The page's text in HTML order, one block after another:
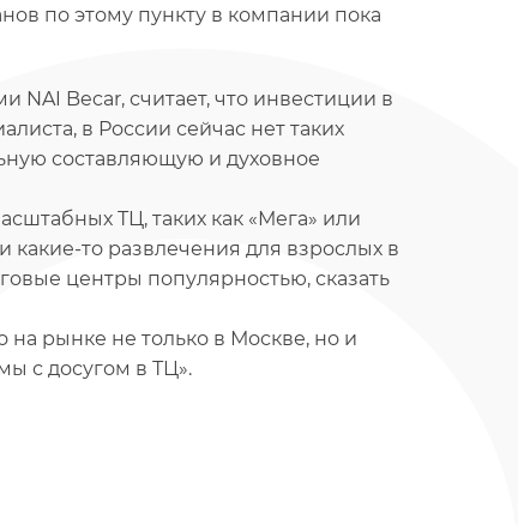
по этому пункту в компании пока
NAI Becar, считает, что инвестиции в
в России сейчас нет таких
составляющую и духовное
ТЦ, таких как «Мега» или
какие-то развлечения для взрослых в
центры популярностью, сказать
на рынке не только в Москве, но и
с досугом в ТЦ».